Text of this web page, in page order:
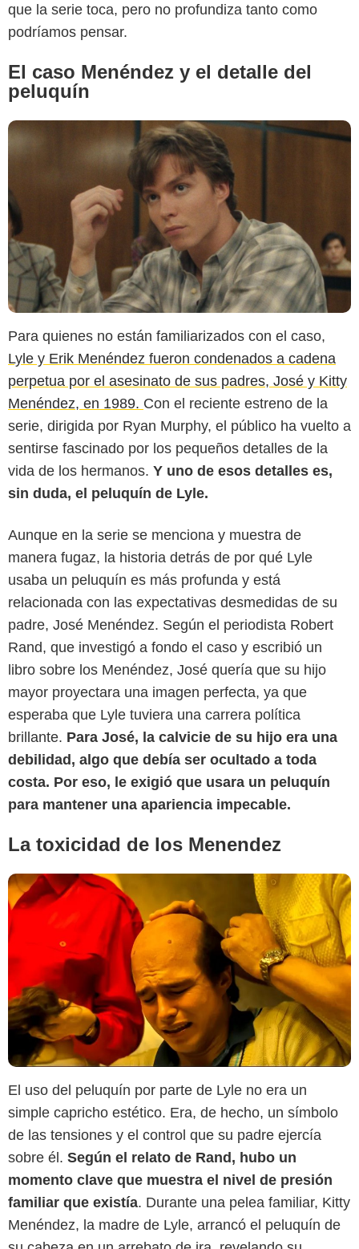
que la serie toca, pero no profundiza tanto como
podríamos pensar.
El caso Menéndez y el detalle del
peluquín
Para quienes no están familiarizados con el caso,
Lyle y Erik Menéndez fueron condenados a cadena
perpetua por el asesinato de sus padres, José y Kitty
Menéndez, en 1989. Con el reciente estreno de la
serie, dirigida por Ryan Murphy, el público ha vuelto a
sentirse fascinado por los pequeños detalles de la
vida de los hermanos. Y uno de esos detalles es,
sin duda, el peluquín de Lyle.
Aunque en la serie se menciona y muestra de
manera fugaz, la historia detrás de por qué Lyle
usaba un peluquín es más profunda y está
relacionada con las expectativas desmedidas de su
padre, José Menéndez. Según el periodista Robert
Rand, que investigó a fondo el caso y escribió un
libro sobre los Menéndez, José quería que su hijo
mayor proyectara una imagen perfecta, ya que
esperaba que Lyle tuviera una carrera política
brillante. Para José, la calvicie de su hijo era una
debilidad, algo que debía ser ocultado a toda
costa. Por eso, le exigió que usara un peluquín
para mantener una apariencia impecable.
La toxicidad de los Menendez
The Direct
El uso del peluquín por parte de Lyle no era un
simple capricho estético. Era, de hecho, un símbolo
de las tensiones y el control que su padre ejercía
sobre él. Según el relato de Rand, hubo un
momento clave que muestra el nivel de presión
familiar que existía. Durante una pelea familiar, Kitty
Menéndez, la madre de Lyle, arrancó el peluquín de